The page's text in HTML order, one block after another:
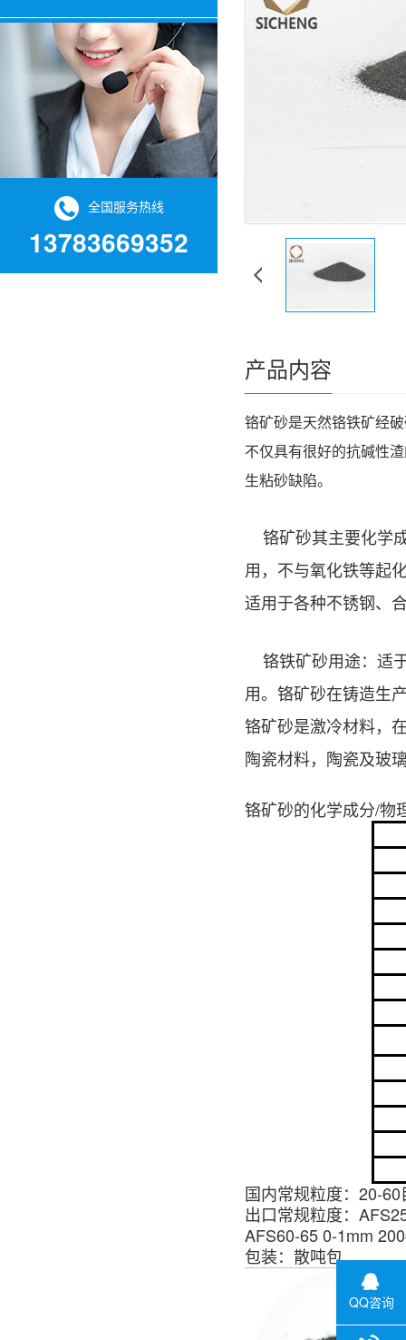
全国服务热线
13783669352
产品内容
铬矿砂是天然铬铁矿经
不仅具有很好的抗碱性
生粘砂缺陷。
铬矿砂其主要化学
用，不与氧化铁等起
适用于各种不锈钢、
铬铁矿砂用途：适
用。铬矿砂在铸造生
铬矿砂是激冷材料，
陶瓷材料，陶瓷及玻
铬矿砂的化学成分/物
国内常规粒度： 20-60
出口常规粒度：
AFS60-65 0-1mm
包装：散吨包
QQ咨询